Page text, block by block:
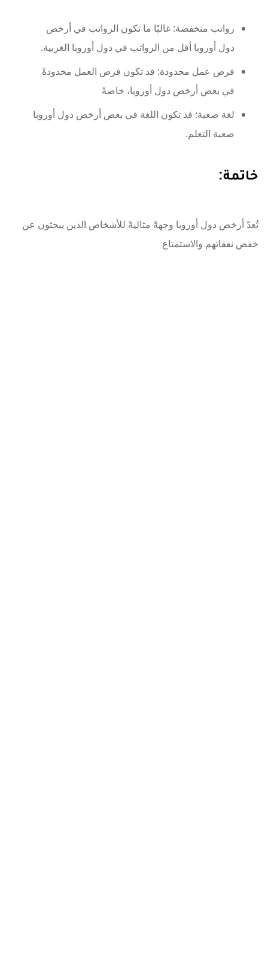
رواتب منخفضة: غالبًا ما تكون الرواتب في أرخص
دول أوروبا أقل من الرواتب في دول أوروبا الغربية.
فرص عمل محدودة: قد تكون فرص العمل محدودةً
في بعض أرخص دول أوروبا، خاصةً
لغة صعبة: قد تكون اللغة في بعض أرخص دول أوروبا
صعبة التعلم.
خاتمة:
تُعدّ أرخص دول أوروبا وجهةً مثاليةً للأشخاص الذين يبحثون عن
خفض نفقاتهم والاستمتاع